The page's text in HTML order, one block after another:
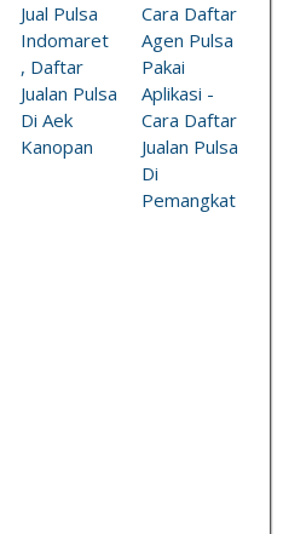
Jual Pulsa
Indomaret
, Daftar
Jualan Pulsa
Di Aek
Kanopan
Cara Daftar
Agen Pulsa
Pakai
Aplikasi -
Cara Daftar
Jualan Pulsa
Di
Pemangkat